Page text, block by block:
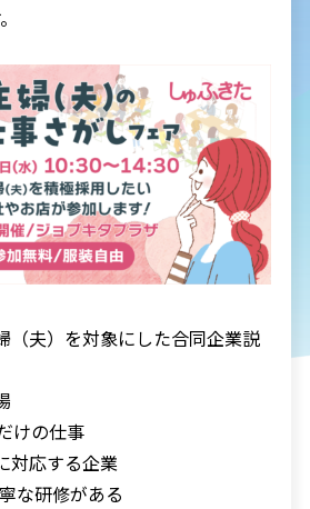
（夫）を対象にした合同企業説
けの仕事
対応する企業
な研修がある